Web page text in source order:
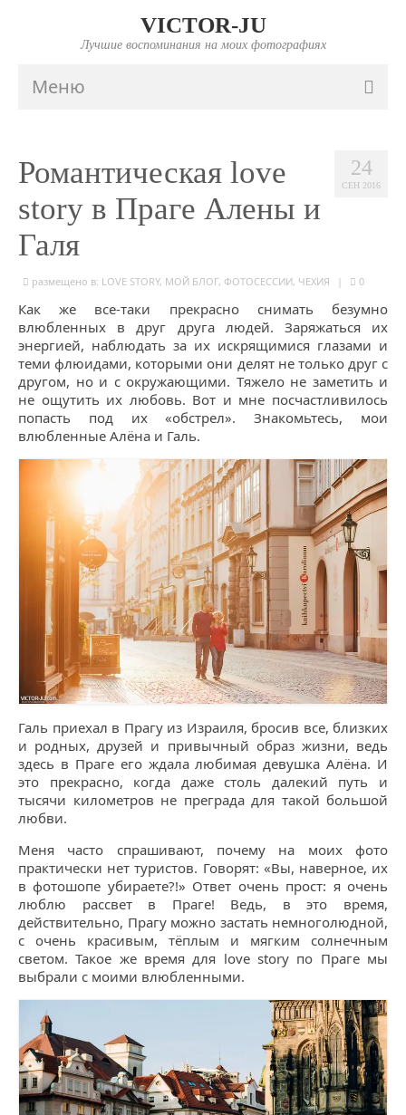
VICTOR-JU
Лучшие воспоминания на моих фотографиях
Меню
ПОРТФОЛИО
FAQ
ИНФО
ПРАЙС
КОНТАКТЫ
24
СЕН 2016
Романтическая love
story в Праге Алены и
Галя
размещено в: LOVE STORY, МОЙ БЛОГ, ФОТОСЕССИИ, ЧЕХИЯ | 0
Как же все-таки прекрасно снимать безумно
влюбленных в друг друга людей. Заряжаться их
энергией, наблюдать за их искрящимися глазами и
теми флюидами, которыми они делят не только друг с
другом, но и с окружающими. Тяжело не заметить и
не ощутить их любовь. Вот и мне посчастливилось
попасть под их «обстрел». Знакомьтесь, мои
влюбленные Алёна и Галь.
Галь приехал в Прагу из Израиля, бросив все, близких
и родных, друзей и привычный образ жизни, ведь
здесь в Праге его ждала любимая девушка Алёна. И
это прекрасно, когда даже столь далекий путь и
тысячи километров не преграда для такой большой
любви.
Меня часто спрашивают, почему на моих фото
практически нет туристов. Говорят: «Вы, наверное, их
в фотошопе убираете?!» Ответ очень прост: я очень
люблю рассвет в Праге! Ведь, в это время,
действительно, Прагу можно застать немноголюдной,
с очень красивым, тёплым и мягким солнечным
светом. Такое же время для love story по Праге мы
выбрали с моими влюбленными.